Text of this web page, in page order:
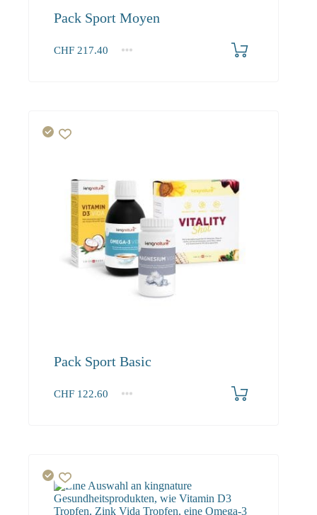
Pack Sport Moyen
CHF 217.40
1+
Pack Sport Basic
CHF 122.60
1+